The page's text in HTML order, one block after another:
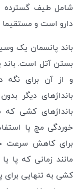
شامل طیف گسترده
دارو است و مستقیما
باند پانسمان یک
بستن آتل است. باند
و از آن برای نگه
بانداژهای دیگر
بانداژهای کشی که
خوردگی مچ پا
برای کاهش سرعت
مانند زمانی که پا
کشی به تنهایی